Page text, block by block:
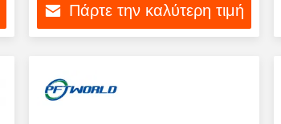
Πάρτε την καλύτερη τιμή